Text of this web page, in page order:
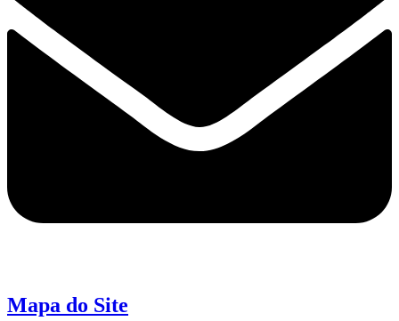
Mapa do Site